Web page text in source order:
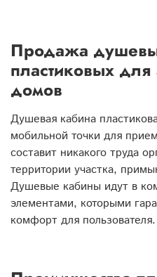
Продажа
пластиковых
домов
Душевая кабина
мобильной точки для
составит никакого труда
территории участка,
Душевые кабины идут в
элементами, которыми
комфорт для пользователя.